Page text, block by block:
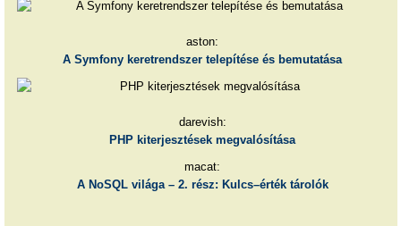
aston:
A Symfony keretrendszer telepítése és bemutatása
darevish:
PHP kiterjesztések megvalósítása
macat:
A NoSQL világa – 2. rész: Kulcs–érték tárolók